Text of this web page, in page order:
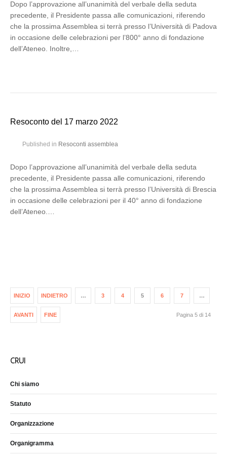
Dopo l’approvazione all’unanimità del verbale della seduta
precedente, il Presidente passa alle comunicazioni, riferendo
che la prossima Assemblea si terrà presso l’Università di Padova
in occasione delle celebrazioni per l’800° anno di fondazione
dell’Ateneo. Inoltre,…
Resoconto del 17 marzo 2022
Published in Resoconti assemblea
Dopo l’approvazione all’unanimità del verbale della seduta
precedente, il Presidente passa alle comunicazioni, riferendo
che la prossima Assemblea si terrà presso l’Università di Brescia
in occasione delle celebrazioni per il 40° anno di fondazione
dell’Ateneo.…
INIZIO INDIETRO … 3 4 5 6 7 …
AVANTI FINE Pagina 5 di 14
CRUI
Chi siamo
Statuto
Organizzazione
Organigramma